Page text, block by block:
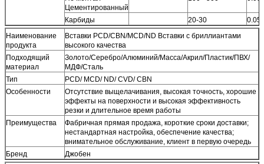
Цементированный
Карбиды 20-30
Наименование
продукта
Вставки PCD/CBN/MCD/ND Вставки с бриллиантами
высокого качества
Подходящий
материал
Золото/Серебро/Алюминий/Масса/Акрил/Пластик/ПВХ/
МДФ/Сталь
Тип
PCD/ MCD/ ND/ CVD/ CBN
Особенности
Отсутствие выщелачивания, высокая точность, хорошие
эффекты на поверхности и высокая эффективность
резки и длительное время работы
Преимущества
Фабричная прямая продажа, короткие сроки доставки;
нестандартная настройка, обеспечение качества;
внимательное обслуживание, клиент в первую очередь
Бренд
Джобен